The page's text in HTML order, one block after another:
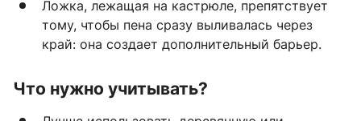
Ложка, лежащая на кастрюле, препятствует
тому, чтобы пена сразу выливалась через
край: она создает дополнительный барьер.
Что нужно учитывать?